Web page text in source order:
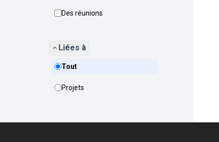
Des réunions
Liées à
Tout
Projets